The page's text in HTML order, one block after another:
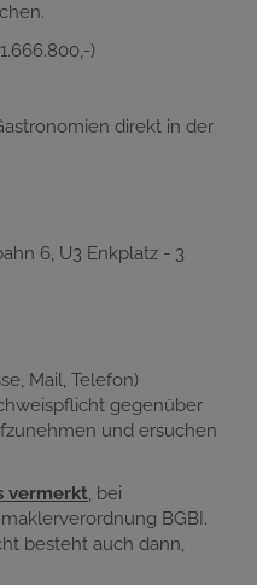
)
direkt in der
6, U3 Enkplatz - 3
Mail, Telefon)
gegenüber
und ersuchen
vermerkt, bei
BGBI.
besteht auch dann,